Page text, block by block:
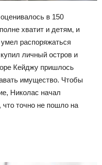
в 150
хватит и детям, и
распоряжаться
личный остров и
Кейджу пришлось
имущество. Чтобы
Николас начал
точно не пошло на